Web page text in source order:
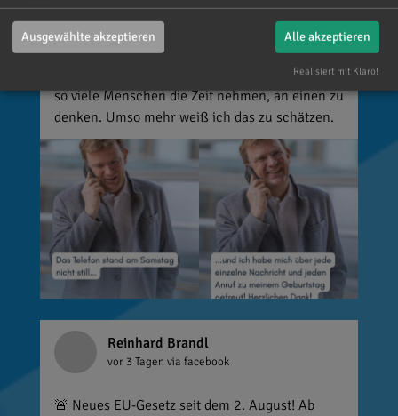
Glückwünsche, Nachrichten, Anrufe und die
vielen lieben Worte. Ich habe mich wirklich
über jede einzelne Aufmerksamkeit gefreut. Es
ist alles andere als selbstverständlich, dass sich
so viele Menschen die Zeit nehmen, an einen zu
denken. Umso mehr weiß ich das zu schätzen.
Reinhard Brandl
vor 3 Tagen via facebook
🚨 Neues EU-Gesetz seit dem 2. August! Ab
Ausgewählte akzeptieren Alle akzeptieren
Realisiert mit Klaro!